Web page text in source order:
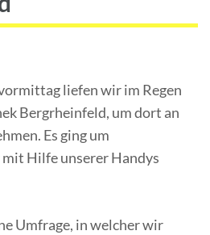
liefen wir im Regen
Bergrheinfeld, um dort an
Es ging um
Hilfe unserer Handys
Umfrage, in welcher wir